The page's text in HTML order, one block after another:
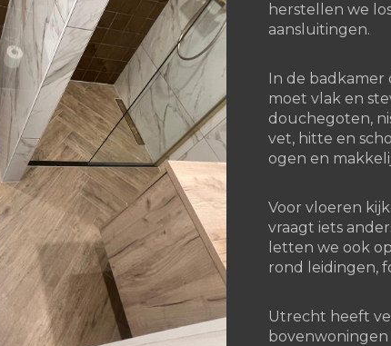
herstellen we
aansluitingen.
In de badkamer
moet vlak en
douchegoten,
vet, hitte en
ogen en
Voor vloeren
vraagt iets
letten we ook
rond leidingen,
Utrecht heeft